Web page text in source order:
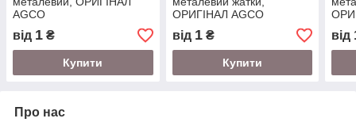
AGCO
від 1 ₴
Купити
ОРИГІНАЛ AGCO
від 1₴
Купити
від
Про нас